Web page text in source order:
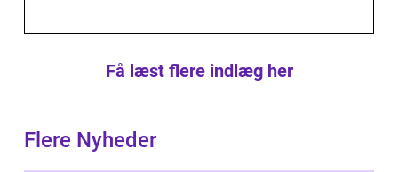
Få læst flere indlæg her
Flere Nyheder